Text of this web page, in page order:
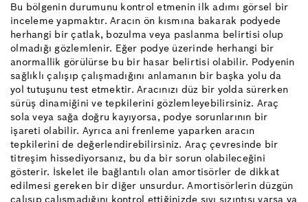
Bu bölgenin durumunu kontrol etmenin ilk adımı görsel bir
inceleme yapmaktır. Aracın ön kısmına bakarak podyede
herhangi bir çatlak, bozulma veya paslanma belirtisi olup
olmadığı gözlemlenir. Eğer podye üzerinde herhangi bir
anormallik görülürse bu bir hasar belirtisi olabilir. Podyenin
sağlıklı çalışıp çalışmadığını anlamanın bir başka yolu da
yol tutuşunu test etmektir. Aracınızı düz bir yolda sürerken
sürüş dinamiğini ve tepkilerini gözlemleyebilirsiniz. Araç
sola veya sağa doğru kayıyorsa, podye sorunlarının bir
işareti olabilir. Ayrıca ani frenleme yaparken aracın
tepkilerini de değerlendirebilirsiniz. Araç çevresinde bir
titreşim hissediyorsanız, bu da bir sorun olabileceğini
gösterir. İskelet ile bağlantılı olan amortisörler de dikkat
edilmesi gereken bir diğer unsurdur. Amortisörlerin düzgün
çalışıp çalışmadığını kontrol ettiğinizde sıvı sızıntısı varsa ya